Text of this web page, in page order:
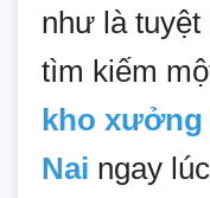
như là tuyệt
tìm kiếm
kho xưởng
Nai ngay